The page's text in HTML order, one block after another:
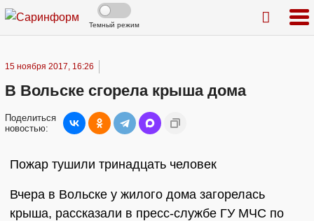
Темный режим
15 ноября 2017, 16:26
В Вольске сгорела крыша дома
Поделиться
новостью:
Пожар тушили тринадцать человек
Вчера в Вольске у жилого дома загорелась
крыша, рассказали в пресс-службе ГУ МЧС по